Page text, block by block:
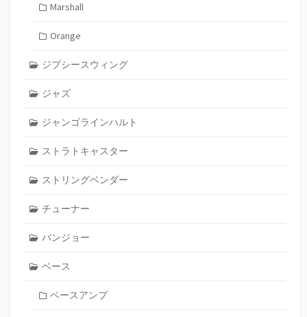
Marshall
Orange
ジプシースウィング
ジャズ
ジャンゴラインハルト
ストラトキャスター
ストリングベンダー
チューナー
バンジョー
ベース
ベースアンプ